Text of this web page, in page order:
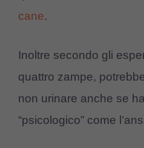
cane.
Inoltre secondo gli
quattro zampe,
non urinare anche se
“psicologico” come